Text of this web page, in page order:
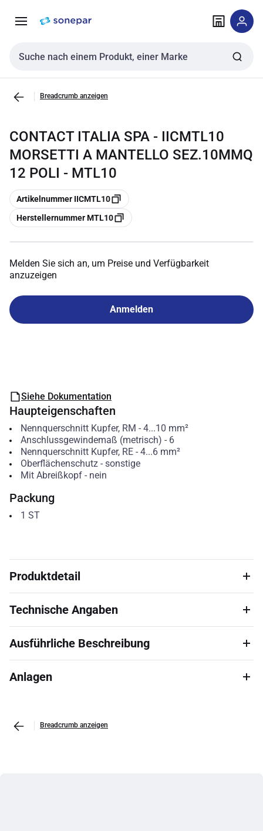
NavigationInhalt
Sucheingabe
Breadcrumb anzeigen
CONTACT ITALIA SPA - IICMTL10
MORSETTI A MANTELLO SEZ.10MMQ
12 POLI - MTL10
Kopieren
Artikelnummer IICMTL10
Kopieren
Herstellernummer MTL10
Melden Sie sich an, um Preise und Verfügbarkeit
anzuzeigen
Anmelden
Siehe Dokumentation
Haupteigenschaften
Nennquerschnitt Kupfer, RM - 4...10 mm²
Anschlussgewindemaß (metrisch) - 6
Nennquerschnitt Kupfer, RE- 4...6 mm²
Oberflächenschutz- sonstige
Mit Abreißkopf- nein
Packung
1 ST
Produktdetail
Technische Angaben
Ausführliche Beschreibung
Anlagen
Breadcrumb anzeigen